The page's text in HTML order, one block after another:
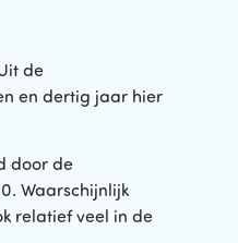
de
en dertig jaar hier
door de
Waarschijnlijk
relatief veel in de